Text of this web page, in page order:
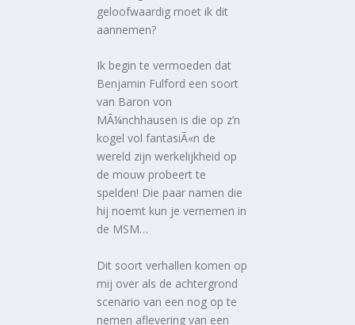
geloofwaardig moet ik dit
aannemen?
Ik begin te vermoeden dat
Benjamin Fulford een soort
van Baron von
MÃ¼nchhausen is die op z’n
kogel vol fantasiÃ«n de
wereld zijn werkelijkheid op
de mouw probeert te
spelden! Die paar namen die
hij noemt kun je vernemen in
de MSM…
Dit soort verhallen komen op
mij over als de achtergrond
scenario van een nog op te
nemen aflevering van een